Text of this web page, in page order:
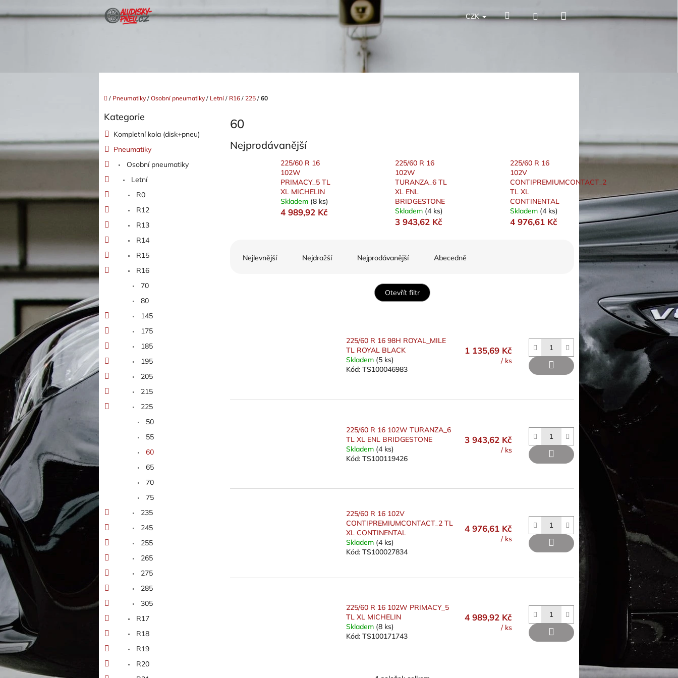
na
CZK HledatPřihlášeníNákupní
Domů
/ Pneumatiky / Osobní pneumatiky / Letní / R16 / 225 / 60
t
r
a
í
p
l
Přeskočit
Kategorie
Kompletní kola (disk+pneu)
Pneumatiky
Osobní pneumatiky
Letní
R0
R12
R13
R14
R15
R16
70
80
145
175
185
195
205
215
225
50
55
60
65
70
75
235
245
255
265
275
285
305
R17
R18
R19
R20
60
Nejprodávanější
225/60 R 16
102W
PRIMACY_5 TL
XL MICHELIN
Skladem (8 ks)
4 989,92 Kč
225/60 R 16
102W
TURANZA_6 TL
XL ENL
BRIDGESTONE
Skladem (4 ks)
3 943,62 Kč
225/60 R 16
102V
CONTIPREMIUMCONTACT_2
TL XL
CONTINENTAL
Skladem (4 ks)
4 976,61 Kč
Nejlevnější Nejdražší Nejprodávanější Abecedně
Otevřít filtr
225/60 R 16 98H ROYAL_MILE
TL ROYAL BLACK
Skladem (5 ks)
Kód: TS100046983
1 135,69 Kč
/ ks
225/60 R 16 102W TURANZA_6
TL XL ENL BRIDGESTONE
Skladem (4 ks)
Kód: TS100119426
3 943,62 Kč
/ ks
225/60 R 16 102V
CONTIPREMIUMCONTACT_2 TL
XL CONTINENTAL
Skladem (4 ks)
Kód: TS100027834
4 976,61 Kč
/ ks
225/60 R 16 102W PRIMACY_5
TL XL MICHELIN
Skladem (8 ks)
Kód: TS100171743
4 989,92 Kč
/ ks